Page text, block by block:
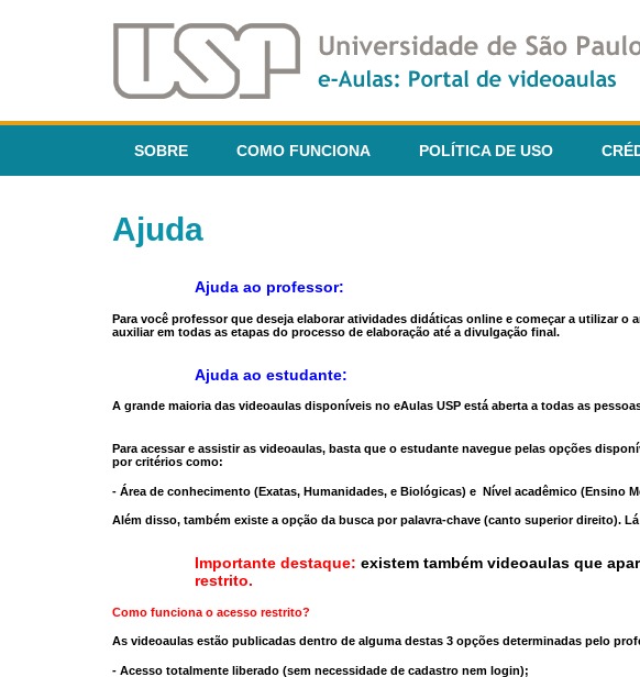
SOBRE COMO FUNCIONA POLÍTICA DE USO
Ajuda
Ajuda ao professor:
Para você professor que deseja elaborar atividades didáticas online e começar a utilizar o
auxiliar em todas as etapas do processo de elaboração até a divulgação final.
Ajuda ao estudante:
A grande maioria das videoaulas disponíveis no eAulas USP está aberta a todas as
Para acessar e assistir as videoaulas, basta que o estudante navegue pelas opções
por critérios como:
- Área de conhecimento (Exatas, Humanidades, e Biológicas) e Nível acadêmico (Ensino
Além disso, também existe a opção da busca por palavra-chave (canto superior direito).
Importante destaque: existem também videoaulas que
restrito.
Como funciona o acesso restrito?
As videoaulas estão publicadas dentro de alguma destas 3 opções determinadas pelo
- Acesso totalmente liberado (sem necessidade de cadastro nem login);